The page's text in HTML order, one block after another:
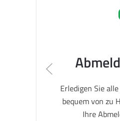
Erledigen Sie
bequem von zu
Ihre